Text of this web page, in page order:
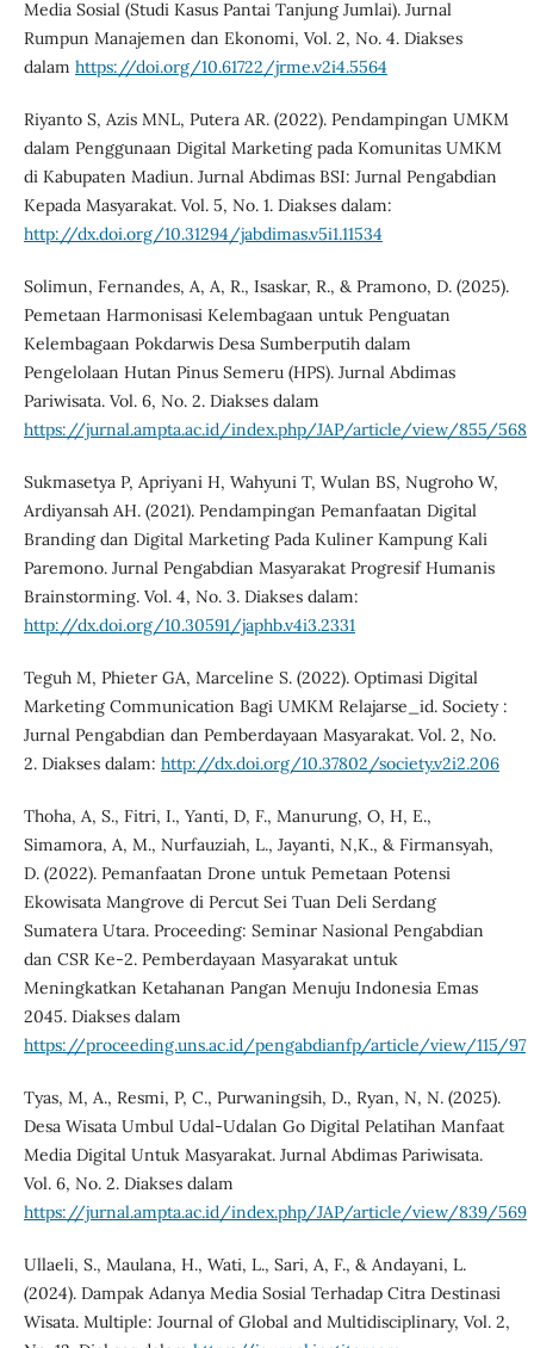
Media Sosial (Studi Kasus Pantai Tanjung Jumlai). Jurnal
Rumpun Manajemen dan Ekonomi, Vol. 2, No. 4. Diakses
dalam https://doi.org/10.61722/jrme.v2i4.5564
Riyanto S, Azis MNL, Putera AR. (2022). Pendampingan UMKM
dalam Penggunaan Digital Marketing pada Komunitas UMKM
di Kabupaten Madiun. Jurnal Abdimas BSI: Jurnal Pengabdian
Kepada Masyarakat. Vol. 5, No. 1. Diakses dalam:
http://dx.doi.org/10.31294/jabdimas.v5i1.11534
Solimun, Fernandes, A, A, R., Isaskar, R., & Pramono, D. (2025).
Pemetaan Harmonisasi Kelembagaan untuk Penguatan
Kelembagaan Pokdarwis Desa Sumberputih dalam
Pengelolaan Hutan Pinus Semeru (HPS). Jurnal Abdimas
Pariwisata. Vol. 6, No. 2. Diakses dalam
https://jurnal.ampta.ac.id/index.php/JAP/article/view/855/568
Sukmasetya P, Apriyani H, Wahyuni T, Wulan BS, Nugroho W,
Ardiyansah AH. (2021). Pendampingan Pemanfaatan Digital
Branding dan Digital Marketing Pada Kuliner Kampung Kali
Paremono. Jurnal Pengabdian Masyarakat Progresif Humanis
Brainstorming. Vol. 4, No. 3. Diakses dalam:
http://dx.doi.org/10.30591/japhb.v4i3.2331
Teguh M, Phieter GA, Marceline S. (2022). Optimasi Digital
Marketing Communication Bagi UMKM Relajarse_id. Society :
Jurnal Pengabdian dan Pemberdayaan Masyarakat. Vol. 2, No.
2. Diakses dalam: http://dx.doi.org/10.37802/society.v2i2.206
Thoha, A, S., Fitri, I., Yanti, D, F., Manurung, O, H, E.,
Simamora, A, M., Nurfauziah, L., Jayanti, N,K., & Firmansyah,
D. (2022). Pemanfaatan Drone untuk Pemetaan Potensi
Ekowisata Mangrove di Percut Sei Tuan Deli Serdang
Sumatera Utara. Proceeding: Seminar Nasional Pengabdian
dan CSR Ke-2. Pemberdayaan Masyarakat untuk
Meningkatkan Ketahanan Pangan Menuju Indonesia Emas
2045. Diakses dalam
https://proceeding.uns.ac.id/pengabdianfp/article/view/115/97
Tyas, M, A., Resmi, P, C., Purwaningsih, D., Ryan, N, N. (2025).
Desa Wisata Umbul Udal-Udalan Go Digital Pelatihan Manfaat
Media Digital Untuk Masyarakat. Jurnal Abdimas Pariwisata.
Vol. 6, No. 2. Diakses dalam
https://jurnal.ampta.ac.id/index.php/JAP/article/view/839/569
Ullaeli, S., Maulana, H., Wati, L., Sari, A, F., & Andayani, L.
(2024). Dampak Adanya Media Sosial Terhadap Citra Destinasi
Wisata. Multiple: Journal of Global and Multidisciplinary, Vol. 2,